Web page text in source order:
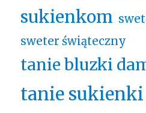
sukienkom
sweter świąteczny
tanie bluzki
tanie sukienki